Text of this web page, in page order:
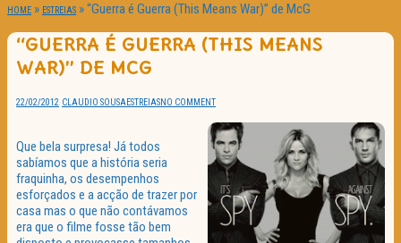
HOME » ESTREIAS »“Guerra é Guerra (This Means War)” de McG
“GUERRA É GUERRA (THIS MEANS
WAR)” DE MCG
22/02/2012 CLAUDIO SOUSAESTREIASNO COMMENT
Que bela surpresa! Já todos
sabíamos que a história seria
fraquinha, os desempenhos
esforçados e a acção de trazer por
casa mas o que não contávamos
era que o filme fosse tão bem